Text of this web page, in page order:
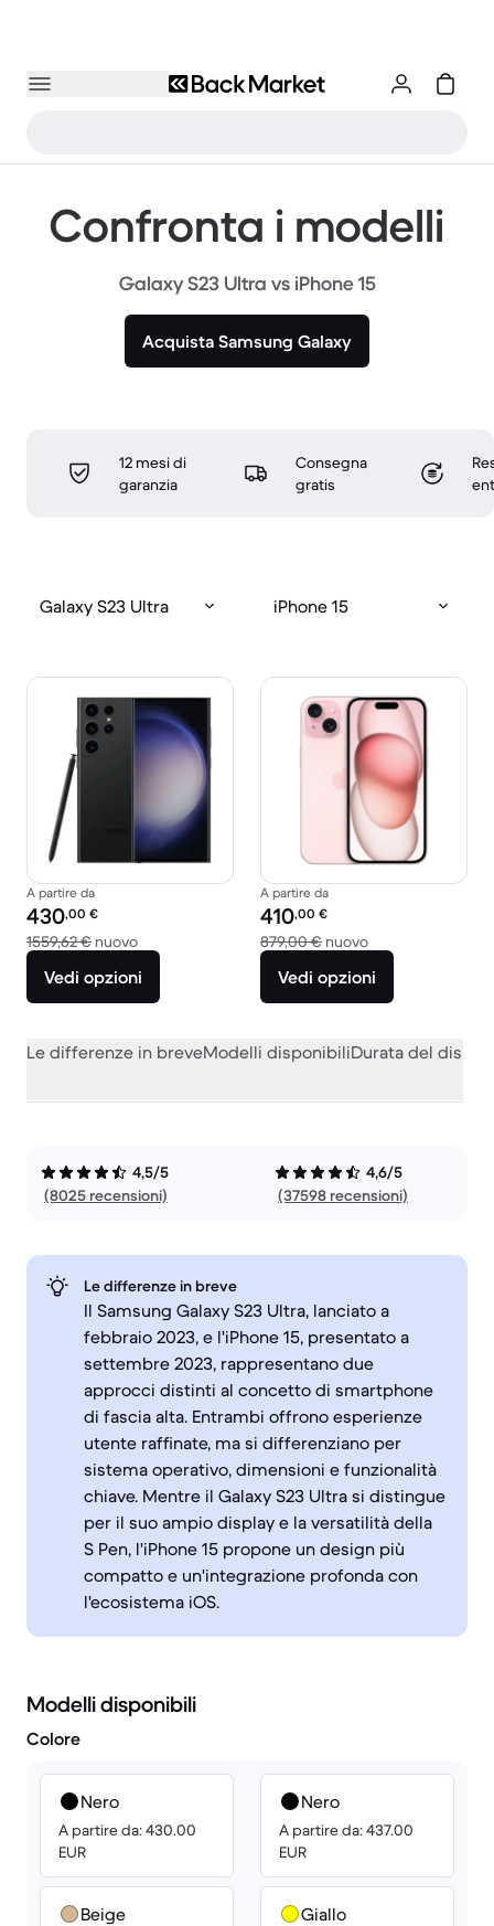
Confronta i modelli
Galaxy S23 Ultra vs iPhone 15
Acquista Samsung Galaxy
12 mesi di
garanzia
Consegna
gratis
Galaxy S23 Ultra iPhone 15
A partire da
Prezzo del ricondizionato:
430,00 €
1559,62 € nuovoRispetto a 1559,62 € del nuovo
Vedi opzioni
A partire da
Prezzo del ricondizionato:
410,00 €
879,00 € nuovoRispetto a 879,00
Vedi opzioni
Le differenze in breveModelli disponibiliDurata del
4,5/5
(8025 recensioni)
4,6/5
(37598 recensioni)
Le differenze in breve
Il Samsung Galaxy S23 Ultra, lanciato a
febbraio 2023, e l'iPhone 15, presentato a
settembre 2023, rappresentano due
approcci distinti al concetto di smartphone
di fascia alta. Entrambi offrono esperienze
utente raffinate, ma si differenziano per
sistema operativo, dimensioni e funzionalità
chiave. Mentre il Galaxy S23 Ultra si distingue
per il suo ampio display e la versatilità della
S Pen, l'iPhone 15 propone un design più
compatto e un'integrazione profonda con
l'ecosistema iOS.
Modelli disponibili
Colore
Nero
A partire da: 430.00
EUR
Beige
Nero
A partire da: 437.00
EUR
Giallo